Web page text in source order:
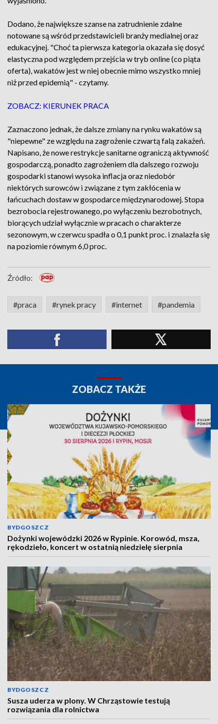
Dodano, że największe szanse na zatrudnienie zdalne
notowane są wśród przedstawicieli branży medialnej oraz
edukacyjnej. "Choć ta pierwsza kategoria okazała się dosyć
elastyczna pod względem przejścia w tryb online (co piąta
oferta), wakatów jest w niej obecnie mimo wszystko mniej
niż przed epidemią" - czytamy.
ZOBACZ: KIERUNEK PRACA
Zaznaczono jednak, że dalsze zmiany na rynku wakatów są
"niepewne" ze względu na zagrożenie czwartą falą zakażeń.
Napisano, że nowe restrykcje sanitarne ograniczą aktywność
gospodarczą, ponadto zagrożeniem dla dalszego rozwoju
gospodarki stanowi wysoka inflacja oraz niedobór
niektórych surowców i związane z tym zakłócenia w
łańcuchach dostaw w gospodarce międzynarodowej. Stopa
bezrobocia rejestrowanego, po wyłączeniu bezrobotnych,
biorących udział wyłącznie w pracach o charakterze
sezonowym, w czerwcu spadła o 0,1 punkt proc. i znalazła się
na poziomie równym 6,0 proc.
Źródło:
#praca #rynek pracy #internet #pandemia
ZOBACZ TAKŻE
BYDGOSZCZ
Dożynki wojewódzki 2026 w Rypinie. Korowód, msza,
rękodzieło, koncert w ostatnią niedzielę sierpnia
BYDGOSZCZ
Susza uderza w plony. W Chrząstowie testują
rozwiązania dla rolnictwa